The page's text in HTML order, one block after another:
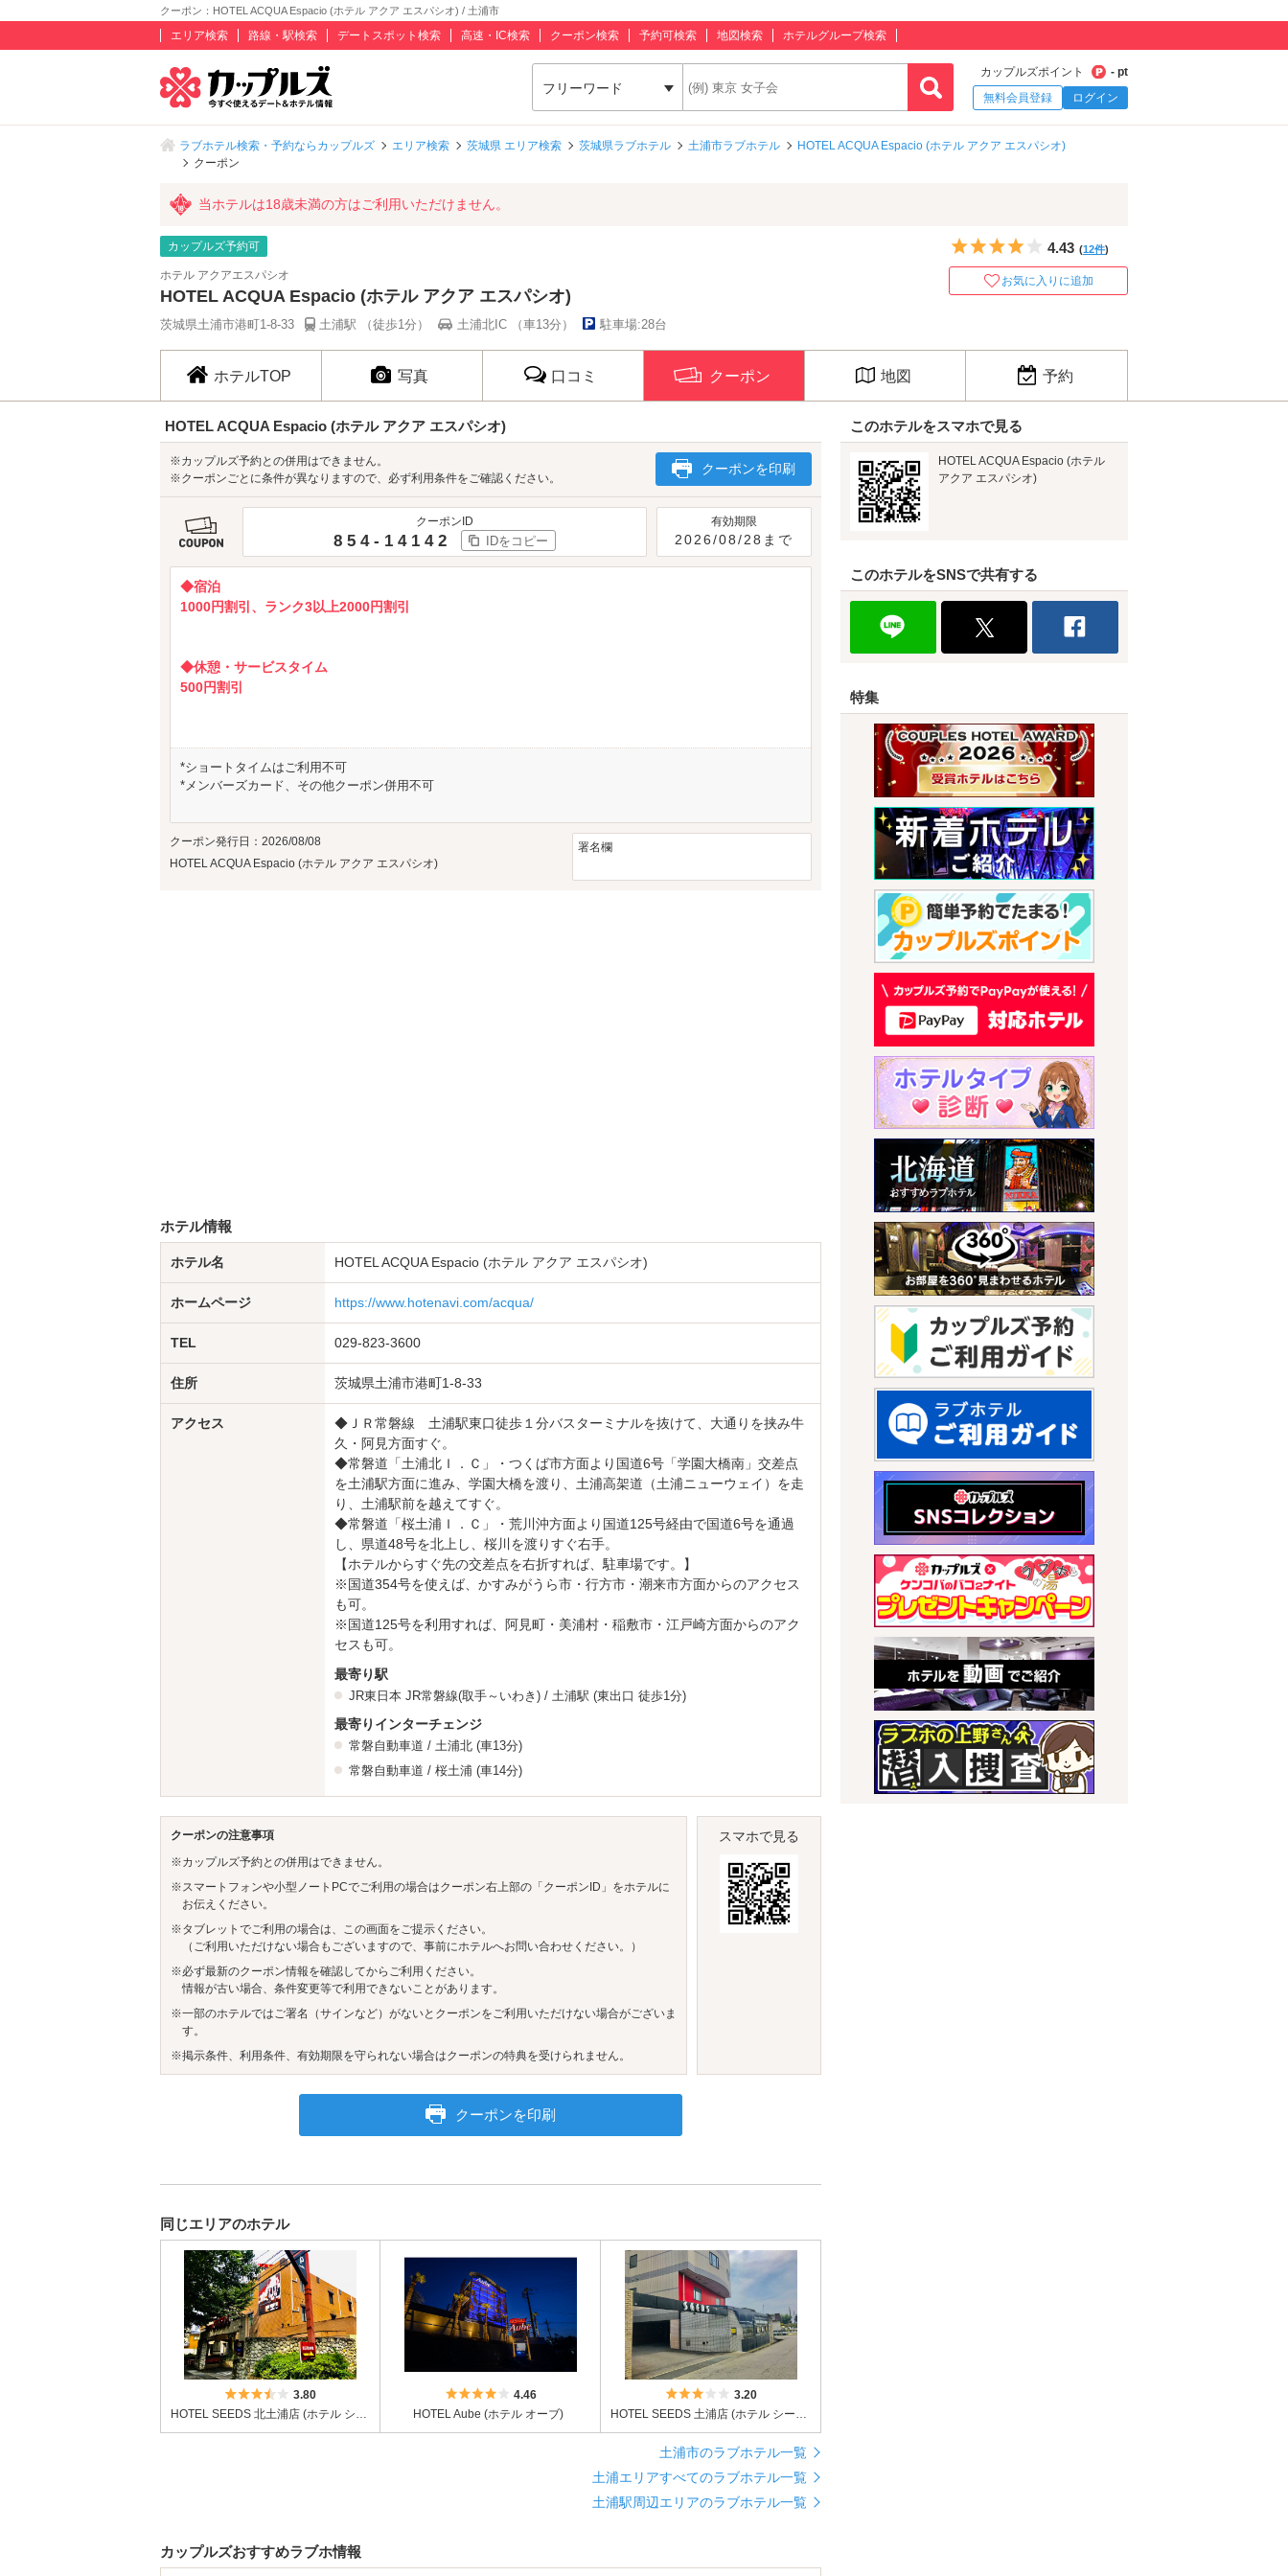
クーポン：HOTEL ACQUA Espacio (ホテル アクア エスパシオ) / 土浦市
エリア検索 路線・駅検索 デートスポット検索 高速・IC検索 クーポン検索 予約可検索 地図検索 ホテルグループ検索
フリーワード
カップルズポイント
- pt
無料会員登録
ログイン
ラブホテル検索・予約ならカップルズ エリア検索 茨城県 エリア検索 茨城県ラブホテル 土浦市ラブホテル
HOTEL ACQUA Espacio (ホテル アクア エスパシオ)
クーポン
当ホテルは18歳未満の方はご利用いただけません。
カップルズ予約可
ホテル アクアエスパシオ
HOTEL ACQUA Espacio (ホテル アクア エスパシオ)
茨城県土浦市港町1-8-33 土浦駅 （徒歩1分） 土浦北IC （車13分） 駐車場:28台
5つ星のうち4
4.43 (12件)
お気に入りに追加
ホテルTOP 写真 口コミ クーポン 地図 予約
HOTEL ACQUA Espacio (ホテル アクア エスパシオ)
※カップルズ予約との併用はできません。
※クーポンごとに条件が異なりますので、必ず利用条件をご確認ください。
クーポンを印刷
クーポンID
854-14142 IDをコピー
有効期限
2026/08/28まで
◆宿泊
1000円割引、ランク3以上2000円割引
◆休憩・サービスタイム
500円割引
*ショートタイムはご利用不可
*メンバーズカード、その他クーポン併用不可
クーポン発行日：2026/08/08
HOTEL ACQUA Espacio (ホテル アクア エスパシオ)
署名欄
ホテル情報
ホテル名 HOTEL ACQUA Espacio (ホテル アクア エスパシオ)
ホームページ https://www.hotenavi.com/acqua/
TEL 029-823-3600
住所 茨城県土浦市港町1-8-33
アクセス
◆ＪＲ常磐線 土浦駅東口徒歩１分バスターミナルを抜けて、大通りを挟み牛
久・阿見方面すぐ。
◆常磐道「土浦北Ｉ．Ｃ」・つくば市方面より国道6号「学園大橋南」交差点
を土浦駅方面に進み、学園大橋を渡り、土浦高架道（土浦ニューウェイ）を走
り、土浦駅前を越えてすぐ。
◆常磐道「桜土浦Ｉ．Ｃ」・荒川沖方面より国道125号経由で国道6号を通過
し、県道48号を北上し、桜川を渡りすぐ右手。
【ホテルからすぐ先の交差点を右折すれば、駐車場です。】
※国道354号を使えば、かすみがうら市・行方市・潮来市方面からのアクセス
も可。
※国道125号を利用すれば、阿見町・美浦村・稲敷市・江戸崎方面からのアク
セスも可。
最寄り駅
JR東日本 JR常磐線(取手～いわき) / 土浦駅 (東出口 徒歩1分)
最寄りインターチェンジ
常磐自動車道 / 土浦北 (車13分)
常磐自動車道 / 桜土浦 (車14分)
クーポンの注意事項
※カップルズ予約との併用はできません。
※スマートフォンや小型ノートPCでご利用の場合はクーポン右上部の「クーポンID」をホテルに
お伝えください。
※タブレットでご利用の場合は、この画面をご提示ください。
（ご利用いただけない場合もございますので、事前にホテルへお問い合わせください。）
※必ず最新のクーポン情報を確認してからご利用ください。
情報が古い場合、条件変更等で利用できないことがあります。
※一部のホテルではご署名（サインなど）がないとクーポンをご利用いただけない場合がございま
す。
※掲示条件、利用条件、有効期限を守られない場合はクーポンの特典を受けられません。
スマホで見る
クーポンを印刷
同じエリアのホテル
5つ星のうち3.5
3.80
HOTEL SEEDS 北土浦店 (ホテル シーズ 北土浦店)
5つ星のうち4
4.46
HOTEL Aube (ホテル オーブ)
5つ星のうち3
3.20
HOTEL SEEDS 土浦店 (ホテル シーズ 土浦店)
土浦市のラブホテル一覧
土浦エリアすべてのラブホテル一覧
土浦駅周辺エリアのラブホテル一覧
カップルズおすすめラブホ情報
このホテルをスマホで見る
HOTEL ACQUA Espacio (ホテル
アクア エスパシオ)
このホテルをSNSで共有する
特集